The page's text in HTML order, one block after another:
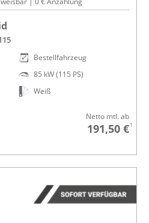
Bestellfahrzeug
85 kW (115 PS)
Weiß
Netto mtl. ab
191,50 €1